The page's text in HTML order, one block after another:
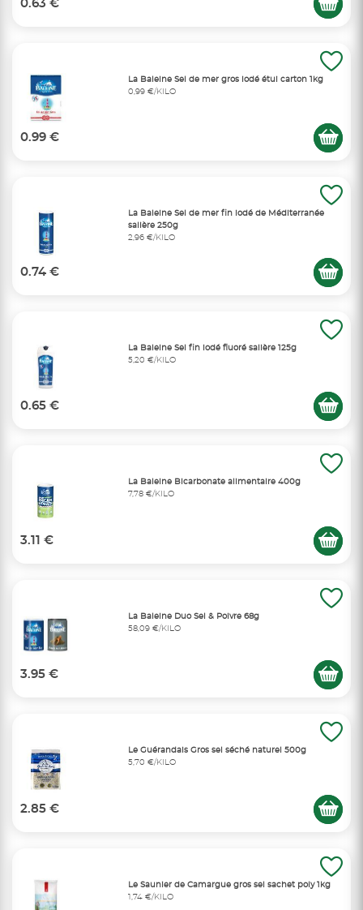
0.63 €
La Baleine Sel de mer gros iodé étui carton 1kg
0,99 €/KILO
0.99 €
La Baleine Sel de mer fin iodé de Méditerranée
salière 250g
2,96 €/KILO
0.74 €
La Baleine Sel fin iodé fluoré salière 125g
5,20 €/KILO
0.65 €
La Baleine Bicarbonate alimentaire 400g
7,78 €/KILO
3.11 €
La Baleine Duo Sel & Poivre 68g
58,09 €/KILO
3.95 €
Le Guérandais Gros sel séché naturel 500g
5,70 €/KILO
2.85 €
Le Saunier de Camargue gros sel sachet poly 1kg
1,74 €/KILO